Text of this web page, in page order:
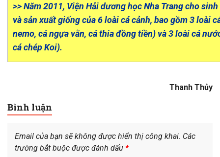
>> Năm 2011, Viện Hải dương học Nha Trang cho
và sản xuất giống của 6 loài cá cảnh, bao gồm 3 loài
nemo, cá ngựa vằn, cá thia đồng tiền) và 3 loài cá
cá chép Koi).
Thanh Thủy
Bình luận
Email của bạn sẽ không được hiển thị công khai. Các
trường bắt buộc được đánh dấu *